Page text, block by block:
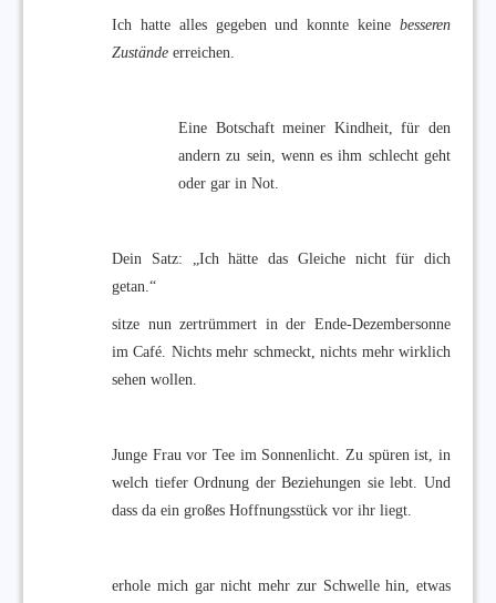
Ich hatte alles gegeben und konnte keine besseren
Zustände erreichen.
Eine Botschaft meiner Kindheit, für den
andern zu sein, wenn es ihm schlecht geht
oder gar in Not.
Dein Satz: „Ich hätte das Gleiche nicht für dich
getan.“
sitze nun zertrümmert in der Ende-Dezembersonne
im Café. Nichts mehr schmeckt, nichts mehr wirklich
sehen wollen.
Junge Frau vor Tee im Sonnenlicht. Zu spüren ist, in
welch tiefer Ordnung der Beziehungen sie lebt. Und
dass da ein großes Hoffnungsstück vor ihr liegt.
erhole mich gar nicht mehr zur Schwelle hin, etwas